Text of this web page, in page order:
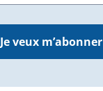
Je veux m’abonner